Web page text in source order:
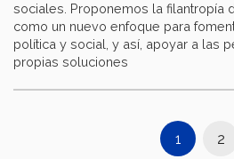
sociales. Proponemos la filantropía
como un nuevo enfoque para
política y social, y así, apoyar a las
propias soluciones
1 2